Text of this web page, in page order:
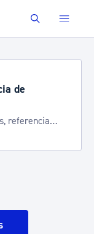
Buscar
de
referencia